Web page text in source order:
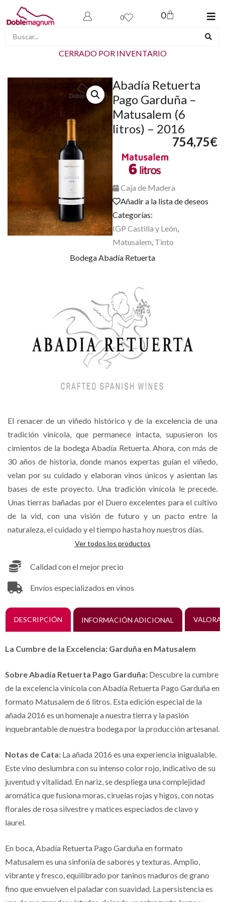
0 0
CERRADO POR INVENTARIO
Abadía Retuerta
Pago Garduña –
Matusalem (6
litros) – 2016
754,75€
Caja de Madera
Añadir a la lista de deseos
Categorías:
IGP Castilla y León,
Matusalem, Tinto
Bodega Abadía Retuerta
El renacer de un viñedo histórico y de la excelencia de una
tradición vinícola, que permanece intacta, supusieron los
cimientos de la bodega Abadía Retuerta. Ahora, con más de
30 años de historia, donde manos expertas guían el viñedo,
velan por su cuidado y elaboran vinos únicos y asientan las
bases de este proyecto. Una tradición vinícola le precede.
Unas tierras bañadas por el Duero excelentes para el cultivo
de la vid, con una visión de futuro y un pacto entre la
naturaleza, el cuidado y el tiempo hasta hoy nuestros días.
Ver todos los productos
Calidad con el mejor precio
Envíos especializados en vinos
DESCRIPCIÓN INFORMACIÓN ADICIONAL
La Cumbre de la Excelencia: Garduña en Matusalem
Sobre Abadía Retuerta Pago Garduña: Descubre la cumbre
de la excelencia vinícola con Abadía Retuerta Pago Garduña en
formato Matusalem de 6 litros. Esta edición especial de la
añada 2016 es un homenaje a nuestra tierra y la pasión
inquebrantable de nuestra bodega por la producción artesanal.
Notas de Cata: La añada 2016 es una experiencia inigualable.
Este vino deslumbra con su intenso color rojo, indicativo de su
juventud y vitalidad. En nariz, se despliega una complejidad
aromática que fusiona moras, ciruelas rojas y higos, con notas
florales de rosa silvestre y matices especiados de clavo y
laurel.
En boca, Abadía Retuerta Pago Garduña en formato
Matusalem es una sinfonía de sabores y texturas. Amplio,
vibrante y fresco, equilibrado por taninos maduros de grano
fino que envuelven el paladar con suavidad. La persistencia es